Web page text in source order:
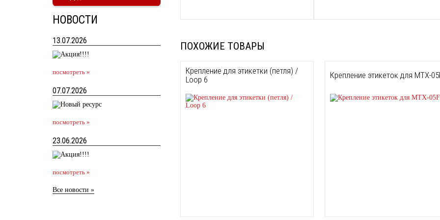
НОВОСТИ
13.07.2026
посмотреть »
07.07.2026
посмотреть »
23.06.2026
посмотреть »
Все новости »
ПОХОЖИЕ ТОВАРЫ
Крепление для этикетки (петля) /
Loop 6
Крепление этикеток для MTX-